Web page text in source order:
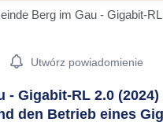
Actions Portlet
Utwórz powiadomienie
- Gigabit-RL 2.0
den Betrieb eines